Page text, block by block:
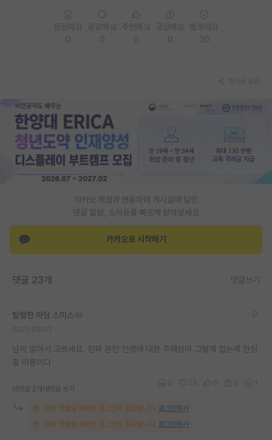
이벤트
반도체 아카데미
재팬라운지 🌸
카카오 계정과 연동하여 게시글에 달린
댓글 알람, 소식등을 빠르게 받아보세요
카카오로 시작하기
댓글 23개 댓글쓰기
털털한 아담 스미스
님이 알아서 고르세요. 진짜 본인 인생에 대한 주체성이 그렇게 없는게 한심
할 따름이다
대댓글 2개 대댓글 쓰기
해당 댓글을 보려면 로그인이 필요합니다. 로그인하기
해당 댓글을 보려면 로그인이 필요합니다. 로그인하기